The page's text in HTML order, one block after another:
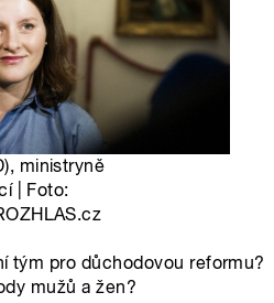
ministryně
| Foto:
tým pro důchodovou reformu?
mužů a žen?